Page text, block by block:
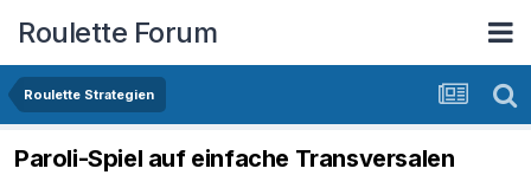
Roulette Forum
Roulette Strategien
Paroli-Spiel auf einfache Transversalen